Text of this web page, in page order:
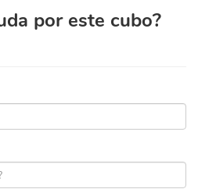
por este cubo?